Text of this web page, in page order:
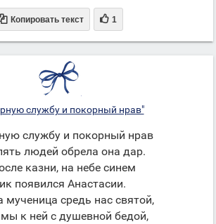
Копировать текст  1
службу и покорный нрав"
службу и покорный нрав
людей обрела она дар.
казни, на небе синем
появился Анастасии.
мученица средь нас святой,
к ней с душевной бедой,